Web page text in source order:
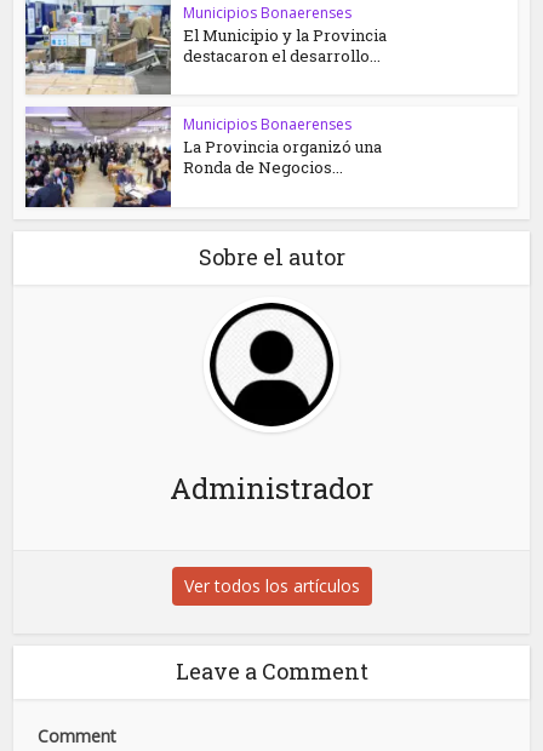
Municipios Bonaerenses
El Municipio y la Provincia
destacaron el desarrollo...
Municipios Bonaerenses
La Provincia organizó una
Ronda de Negocios...
Sobre el autor
Administrador
Ver todos los artículos
Leave a Comment
Comment